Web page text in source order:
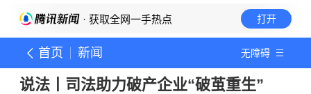
· 获取全网一手热点 打开
首页 新闻 无障碍
说法丨司法助力破产企业“破茧重生”